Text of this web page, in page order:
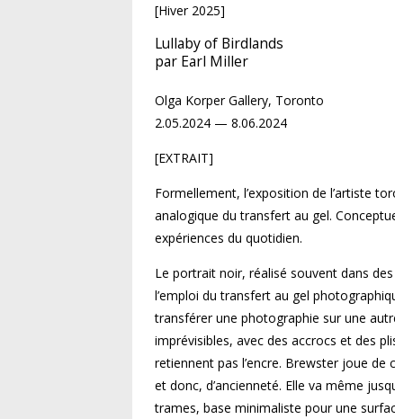
[Hiver 2025]
Lullaby of Birdlands
par Earl Miller
Olga Korper Gallery, Toronto
2.05.2024 — 8.06.2024
[EXTRAIT]
Formellement, l’exposition de l’artiste
analogique du transfert au gel.
expériences du quotidien.
Le portrait noir, réalisé souvent dans
l’emploi du transfert au gel
transférer une photographie sur une
imprévisibles, avec des accrocs et des
retiennent pas l’encre. Brewster joue
et donc, d’ancienneté. Elle va même
trames, base minimaliste pour une